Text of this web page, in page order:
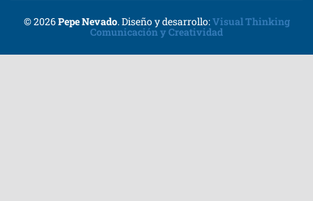
© 2026Pepe Nevado.Diseño y desarrollo:Visual Thinking
Comunicación y Creatividad